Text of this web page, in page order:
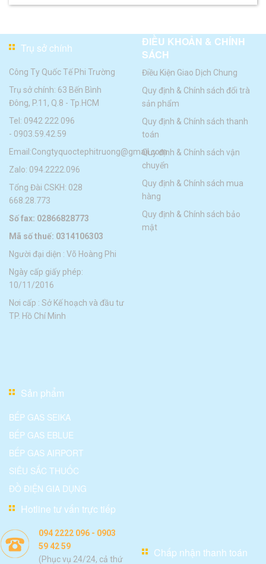
Trụ sở chính
Công Ty Quốc Tế Phi Trường
Trụ sở chính: 63 Bến Bình
Đông, P.11, Q.8 - Tp.HCM
Tel: 0942 222 096
- 0903.59.42.59
Email:Congtyquoctephitruong@gmail.com
Zalo: 094.2222.096
Tổng Đài CSKH: 028
668.28.773
Số fax: 02866828773
Mã số thuế: 0314106303
Người đại diện : Võ Hoàng Phi
Ngày cấp giấy phép:
10/11/2016
Nơi cấp : Sở Kế hoạch và đầu tư
TP. Hồ Chí Minh
ĐIỀU KHOẢN & CHÍNH
SÁCH
Điều Kiện Giao Dịch Chung
Quy định & Chính sách đổi trà
sản phẩm
Quy định & Chính sách thanh
toán
Quy định & Chính sách vận
chuyển
Quy định & Chính sách mua
hàng
Quy định & Chính sách bảo
mật
Sản phẩm
BẾP GAS SEIKA
BẾP GAS EBLUE
BẾP GAS AIRPORT
SIÊU SẮC THUỐC
ĐỒ ĐIỆN GIA DỤNG
Hotline tư vấn trực tiếp
094 2222 096 - 0903
59 42 59
(Phục vụ 24/24, cả thứ
Chấp nhận thanh toán